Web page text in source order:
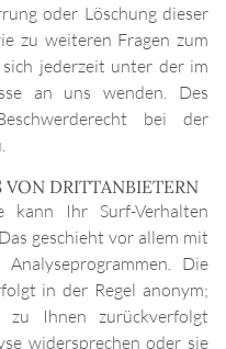
oder Löschung dieser
zu weiteren Fragen zum
jederzeit unter der im
an uns wenden. Des
bei der
DRITTANBIETERN
kann Ihr Surf-Verhalten
geschieht vor allem mit
Die
in der Regel anonym;
zu Ihnen zurückverfolgt
widersprechen oder sie